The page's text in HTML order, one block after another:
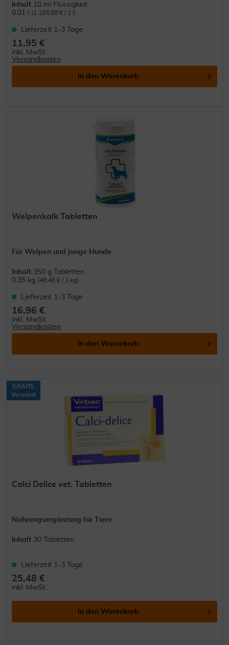
Inhalt 10 ml Flüssigkeit
0.01 l
(1.195,00 € / 1 l)
Lieferzeit 1-3 Tage
11,95 €
inkl. MwSt.
Versandkosten
In den Warenkorb
Welpenkalk Tabletten
Für Welpen und junge Hunde
Inhalt 350 g Tabletten
0.35 kg (48,46 € / 1 kg)
Lieferzeit 1-3 Tage
16,96 €
inkl. MwSt.
Versandkosten
In den Warenkorb
GRATIS
Versand
Calci Delice vet. Tabletten
Nahrungsergänzung für Tiere
Inhalt 30 Tabletten
Lieferzeit 1-3 Tage
25,48 €
inkl. MwSt.
In den Warenkorb